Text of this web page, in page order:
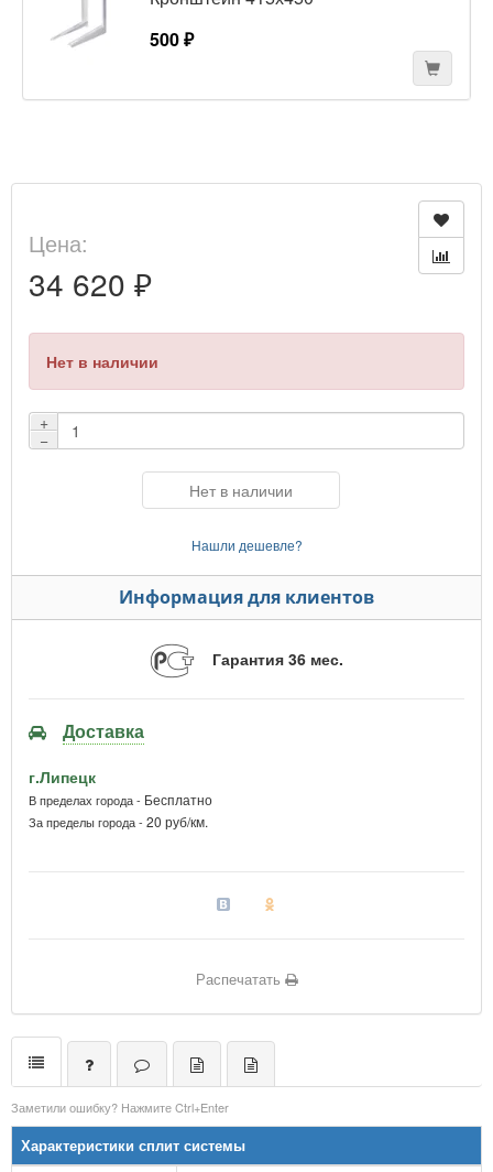
500 ₽
Цена:
34 620 ₽
Нет в наличии
+
−
Нет в наличии
Нашли дешевле?
Информация для клиентов
Гарантия 36 мес.
Доставка
г.Липецк
В пределах города - Бесплатно
За пределы города - 20 руб/км.
Распечатать
Заметили ошибку? Нажмите Ctrl+Enter
Характеристики сплит системы